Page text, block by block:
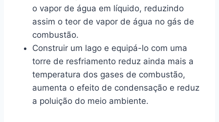
o vapor de água em líquido, reduzindo
assim o teor de vapor de água no gás de
combustão.
Construir um lago e equipá-lo com uma
torre de resfriamento reduz ainda mais a
temperatura dos gases de combustão,
aumenta o efeito de condensação e reduz
a poluição do meio ambiente.